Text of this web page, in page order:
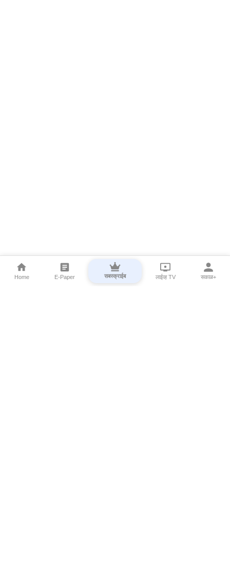
Home E-Paper सबस्क्राईब लाईव्ह TV सकाळ+